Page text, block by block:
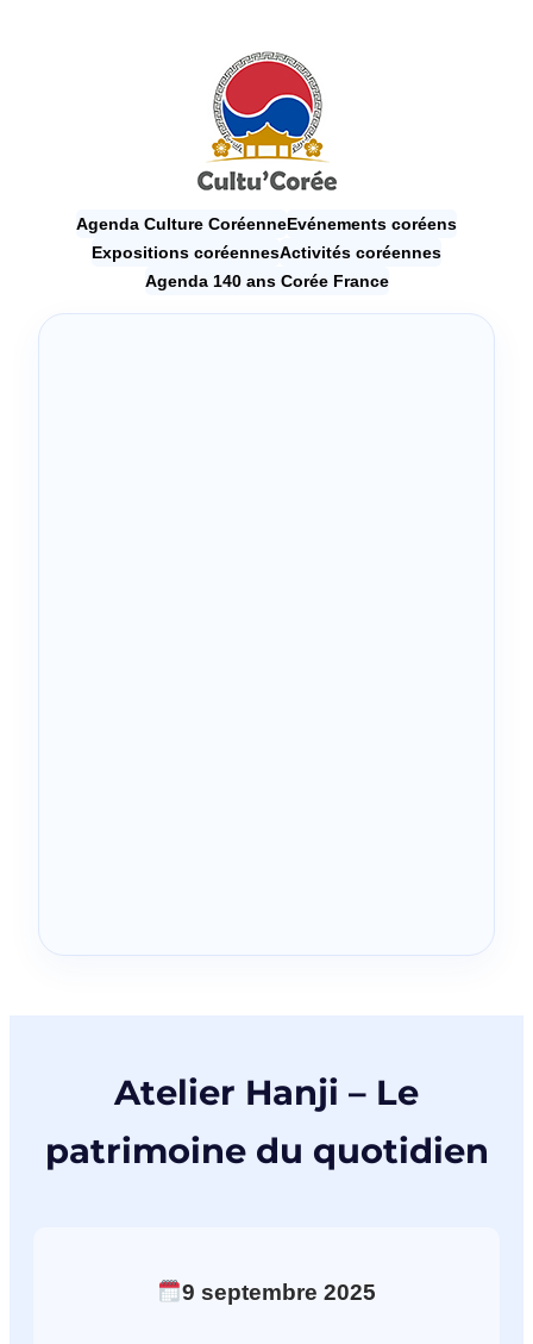
Agenda Culture CoréenneEvénements coréens
Expositions coréennesActivités coréennes
Agenda 140 ans Corée France
Atelier Hanji – Le
patrimoine du quotidien
9 septembre 2025